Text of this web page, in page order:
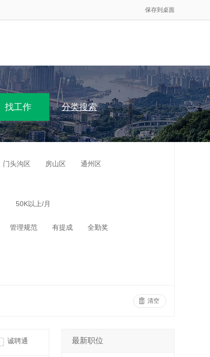
保存到桌面
分类搜索
门头沟区 房山区 通州区
50K以上/月
管理规范 有提成 全勤奖
清空
诚聘通 最新职位